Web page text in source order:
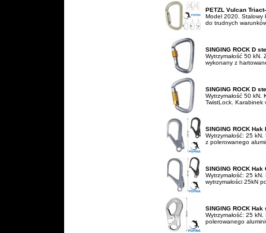
PETZL Vulcan
Model 2020. Stalowy
do trudnych
SINGING ROCK D
Wytrzymałość 50
wykonany z
SINGING ROCK D
Wytrzymałość 50 kN.
TwistLock. Karabinek
SINGING ROCK Hak
Wytrzymałość: 25
z polerowanego
SINGING ROCK Hak
Wytrzymałość: 25
wytrzymałości 25kN
SINGING ROCK
Wytrzymałość: 25
polerowanego